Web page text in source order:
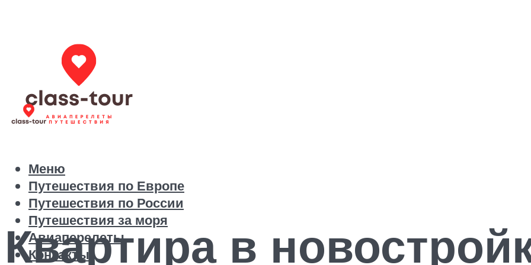
Путешествия по Европе
Путешествия по России
Путешествия за моря
Авиаперелеты
Контакты
Меню
Квартира в